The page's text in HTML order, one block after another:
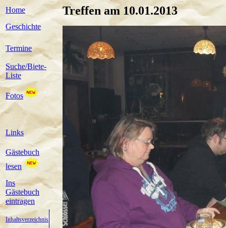
Home
Geschichte
Termine
Suche/Biete-
Liste
Fotos
Links
Gästebuch
lesen
Ins
Gästebuch
eintragen
Inhaltsverzeichnis
Treffen am 10.01.2013